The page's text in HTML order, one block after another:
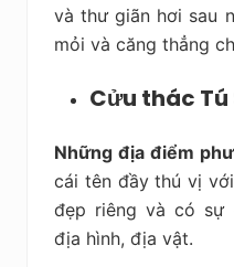
và thư giãn hơi sau
mỏi và căng thẳng
Cửu thác Tú
Những địa điểm
cái tên đầy thú vị
đẹp riêng và có sự
địa hình, địa vật.